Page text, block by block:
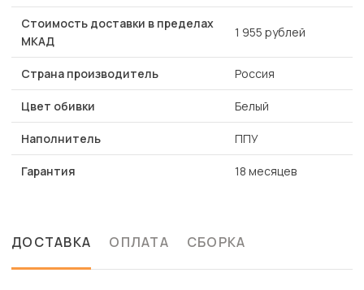
Стоимость доставки в пределах
МКАД
1 955 рублей
Страна производитель Россия
Цвет обивки Белый
Наполнитель ППУ
Гарантия 18 месяцев
ДОСТАВКА ОПЛАТА СБОРКА